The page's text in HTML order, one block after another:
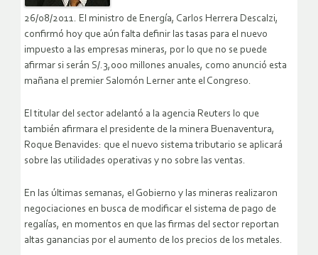
26/08/2011. El ministro de Energía, Carlos Herrera Descalzi,
confirmó hoy que aún falta definir las tasas para el nuevo
impuesto a las empresas mineras, por lo que no se puede
afirmar si serán S/.3,000 millones anuales, como anunció esta
mañana el premier Salomón Lerner ante el Congreso.
El titular del sector adelantó a la agencia Reuters lo que
también afirmara el presidente de la minera Buenaventura,
Roque Benavides: que el nuevo sistema tributario se aplicará
sobre las utilidades operativas y no sobre las ventas.
En las últimas semanas, el Gobierno y las mineras realizaron
negociaciones en busca de modificar el sistema de pago de
regalías, en momentos en que las firmas del sector reportan
altas ganancias por el aumento de los precios de los metales.